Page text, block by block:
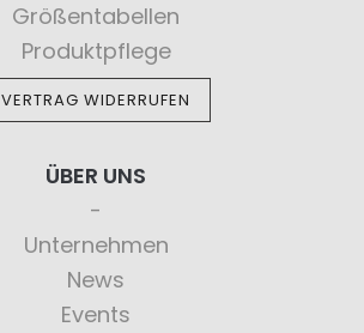
Größentabellen
Produktpflege
VERTRAG WIDERRUFEN
ÜBER UNS
Unternehmen
News
Events